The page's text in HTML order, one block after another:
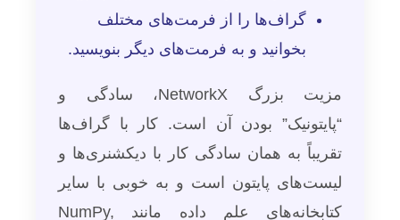
گراف‌ها را از فرمت‌های مختلف
بخوانید و به فرمت‌های دیگر بنویسید.
مزیت بزرگ NetworkX، سادگی و
“پایتونیک” بودن آن است. کار با گراف‌ها
تقریباً به همان سادگی کار با دیکشنری‌ها و
لیست‌های پایتون است و به خوبی با سایر
کتابخانه‌های علم داده مانند NumPy,